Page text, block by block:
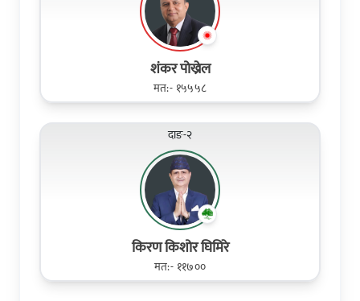
शंकर पोख्रेल
मत:- १५५५८
दाङ-२
किरण किशोर घिमिरे
मत:- ११७००